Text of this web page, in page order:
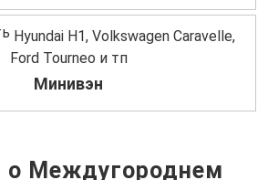
Hyundai H1, Volkswagen Caravelle,
Ford Tourneo и тп
Минивэн
Междугороднем